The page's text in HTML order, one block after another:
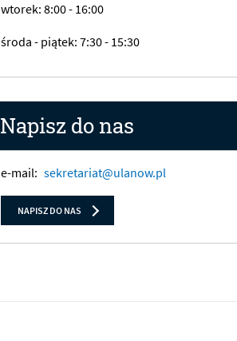
wtorek: 8:00 - 16:00
środa - piątek: 7:30 - 15:30
Napisz do nas
e-mail: sekretariat@ulanow.pl
NAPISZ DO NAS